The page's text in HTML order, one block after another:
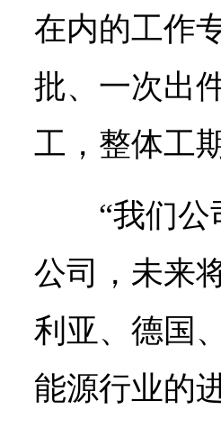
在内的工作
批、一次出
工，整体工
“我们
公司，未来
利亚、德国
能源行业的